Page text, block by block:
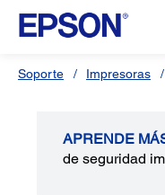
Soporte Impresoras
APRENDE
de seguridad